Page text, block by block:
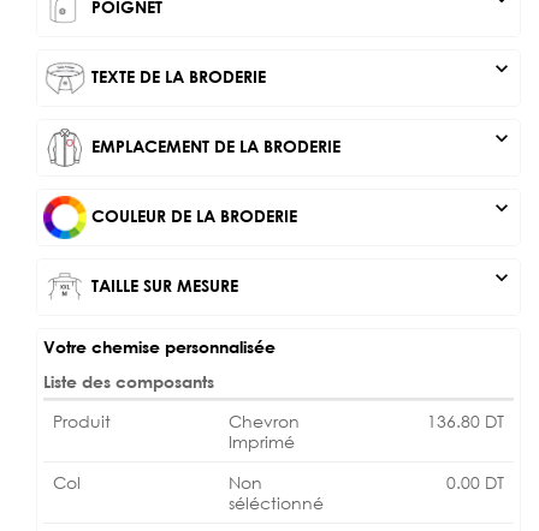
POIGNET
TEXTE DE LA BRODERIE expand_more
EMPLACEMENT DE LA BRODERIE expand_more
COULEUR DE LA BRODERIE expand_more
TAILLE SUR MESURE expand_more
Votre chemise personnalisée
Liste des composants
Produit
Chevron
Imprimé
136.80 DT
Col
Non
séléctionné
0.00 DT